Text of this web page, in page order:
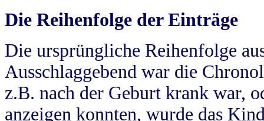
Die Reihenfolge der Einträge
Die ursprüngliche Reihenfolge
Ausschlaggebend war die
z.B. nach der Geburt krank war,
anzeigen konnten, wurde das